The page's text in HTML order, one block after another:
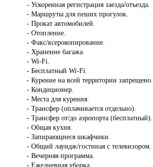
- Ускоренная регистрация заезда/отъезда.
- Маршруты для пеших прогулок.
- Прокат автомобилей.
- Отопление.
- Факс/ксерокопирование.
- Хранение багажа.
- Wi-Fi.
- Бесплатный Wi-Fi.
- Курение на всей территории запрещено.
- Кондиционер.
- Места для курения.
- Трансфер (оплачивается отдельно).
- Трансфер от/до аэропорта (бесплатный).
- Общая кухня.
- Запирающиеся шкафчики.
- Общий лаундж/гостиная с телевизором.
- Вечерняя программа.
- Ежедневная уборка.